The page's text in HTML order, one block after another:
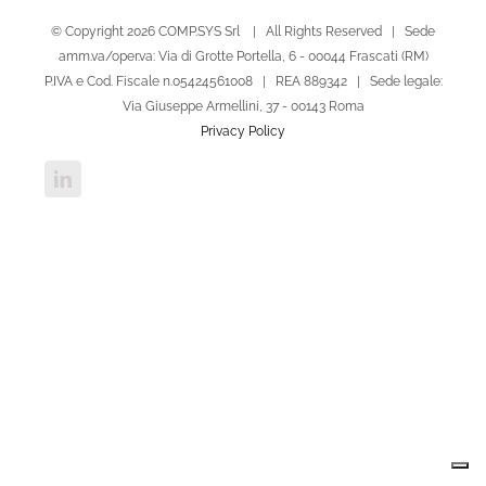
© Copyright 2026 COMP.SYS Srl | All Rights Reserved | Sede
amm.va/oper.va: Via di Grotte Portella, 6 - 00044 Frascati (RM)
P.IVA e Cod. Fiscale n.05424561008 | REA 889342 | Sede legale:
Via Giuseppe Armellini, 37 - 00143 Roma
Privacy Policy
LinkedIn